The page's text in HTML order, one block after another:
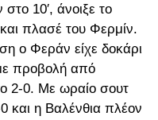
10′, άνοιξε το
πλασέ του Φερμίν.
ο Φεράν είχε δοκάρι
προβολή από
2-0. Με ωραίο σουτ
και η Βαλένθια πλέον